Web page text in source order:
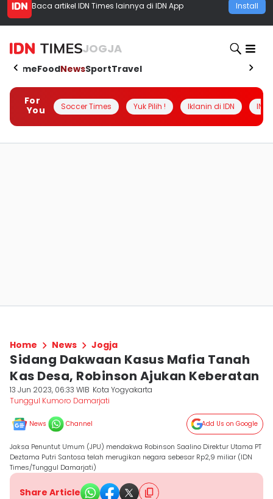
Baca artikel IDN Times lainnya di IDN App Install
JOGJA
HomeFoodNewsSportTravel
For
You
Soccer Times Yuk Pilih ! Iklanin di IDN
Home News Jogja
Sidang Dakwaan Kasus Mafia Tanah
Kas Desa, Robinson Ajukan Keberatan
13 Jun 2023, 06:33 WIB Kota Yogyakarta
Tunggul Kumoro Damarjati
News Channel Add Us on Google
Jaksa Penuntut Umum (JPU) mendakwa Robinson Saalino Direktur Utama PT
Deztama Putri Santosa telah merugikan negara sebesar Rp2,9 miliar (IDN
Times/Tunggul Damarjati)
Share Article